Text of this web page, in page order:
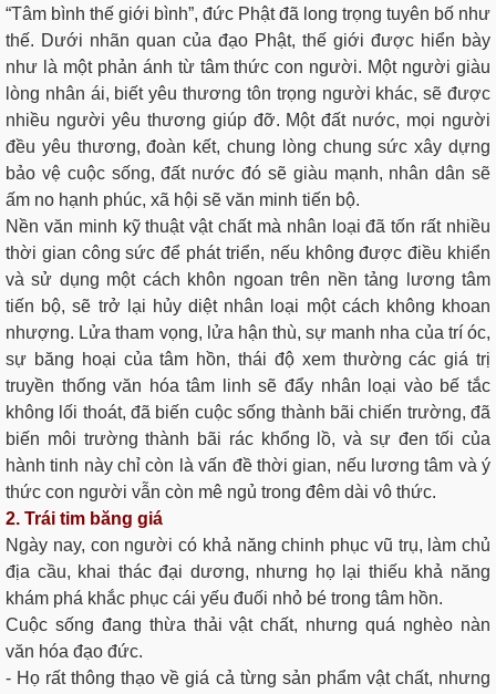
“Tâm bình thế giới bình”, đức Phật đã long trọng tuyên bố như
thế. Dưới nhãn quan của đạo Phật, thế giới được hiển bày
như là một phản ánh từ tâm thức con người. Một người giàu
lòng nhân ái, biết yêu thương tôn trọng người khác, sẽ được
nhiều người yêu thương giúp đỡ. Một đất nước, mọi người
đều yêu thương, đoàn kết, chung lòng chung sức xây dựng
bảo vệ cuộc sống, đất nước đó sẽ giàu mạnh, nhân dân sẽ
ấm no hạnh phúc, xã hội sẽ văn minh tiến bộ.
Nền văn minh kỹ thuật vật chất mà nhân loại đã tốn rất nhiều
thời gian công sức để phát triển, nếu không được điều khiển
và sử dụng một cách khôn ngoan trên nền tảng lương tâm
tiến bộ, sẽ trở lại hủy diệt nhân loại một cách không khoan
nhượng. Lửa tham vọng, lửa hận thù, sự manh nha của trí óc,
sự băng hoại của tâm hồn, thái độ xem thường các giá trị
truyền thống văn hóa tâm linh sẽ đẩy nhân loại vào bế tắc
không lối thoát, đã biến cuộc sống thành bãi chiến trường, đã
biến môi trường thành bãi rác khổng lồ, và sự đen tối của
hành tinh này chỉ còn là vấn đề thời gian, nếu lương tâm và ý
thức con người vẫn còn mê ngủ trong đêm dài vô thức.
2. Trái tim băng giá
Ngày nay, con người có khả năng chinh phục vũ trụ, làm chủ
địa cầu, khai thác đại dương, nhưng họ lại thiếu khả năng
khám phá khắc phục cái yếu đuối nhỏ bé trong tâm hồn.
Cuộc sống đang thừa thải vật chất, nhưng quá nghèo nàn
văn hóa đạo đức.
- Họ rất thông thạo về giá cả từng sản phẩm vật chất, nhưng